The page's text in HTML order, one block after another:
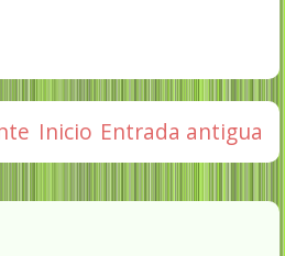
Entrada antigua
Inicio